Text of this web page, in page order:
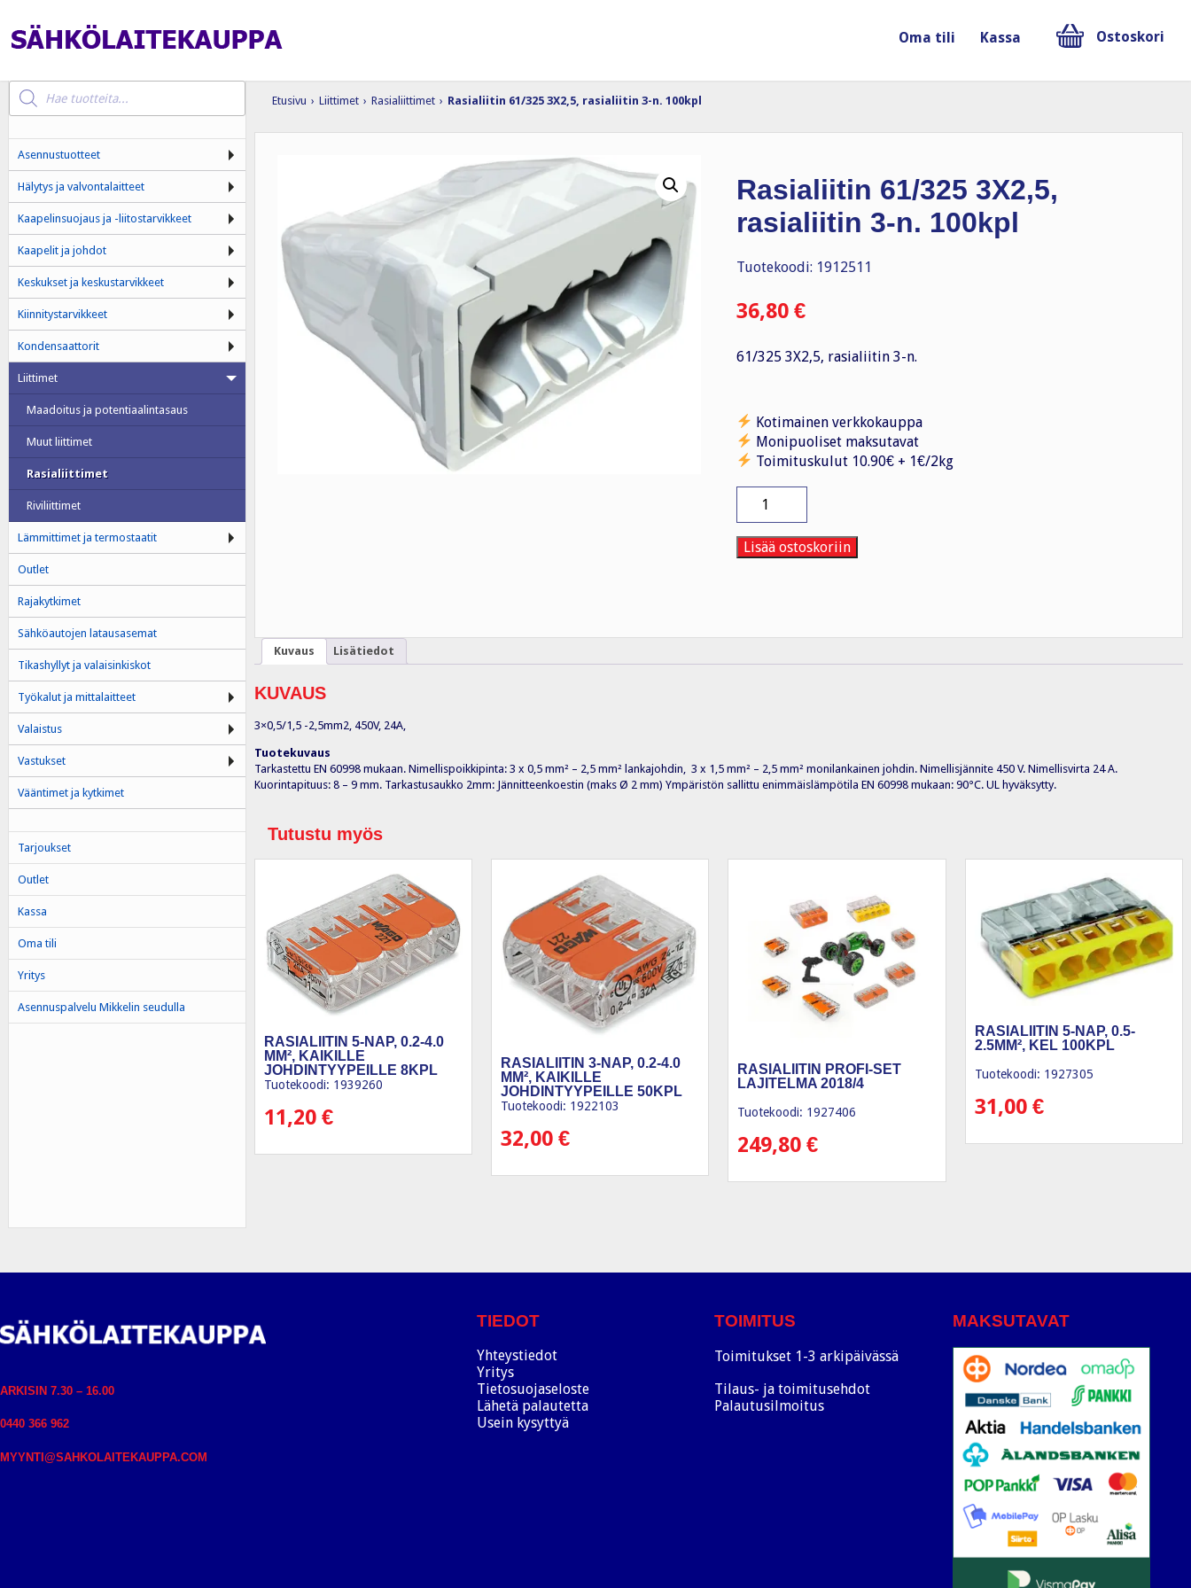
Oma tili Kassa Ostoskori
Etusivu › Liittimet › Rasialiittimet › Rasialiitin 61/325 3X2,5, rasialiitin 3-n. 100kpl
Rasialiitin 61/325 3X2,5,
rasialiitin 3-n. 100kpl
Tuotekoodi: 1912511
36,80 €
61/325 3X2,5, rasialiitin 3-n.
Kotimainen verkkokauppa
Monipuoliset maksutavat
Toimituskulut 10.90€ + 1€/2kg
61/325
3X2,5,
rasialiitin
3-
Lisää ostoskoriin
Kuvaus Lisätiedot
KUVAUS
3×0,5/1,5 -2,5mm2, 450V, 24A,
Tuotekuvaus
Tarkastettu EN 60998 mukaan. Nimellispoikkipinta: 3 x 0,5 mm² – 2,5 mm² lankajohdin, 3 x 1,5 mm² – 2,5 mm² monilankainen johdin. Nimellisjännite 450 V. Nimellisvirta 24 A.
Kuorintapituus: 8 – 9 mm. Tarkastusaukko 2mm: Jännitteenkoestin (maks Ø 2 mm) Ympäristön sallittu enimmäislämpötila EN 60998 mukaan: 90°C. UL hyväksytty.
Tutustu myös
RASIALIITIN 5-NAP, 0.2-4.0
MM², KAIKILLE
JOHDINTYYPEILLE 8KPL
Tuotekoodi: 1939260
11,20 €
RASIALIITIN 3-NAP, 0.2-4.0
MM², KAIKILLE
JOHDINTYYPEILLE 50KPL
Tuotekoodi: 1922103
32,00€
RASIALIITIN PROFI-SET
LAJITELMA 2018/4
Tuotekoodi: 1927406
249,80€
RASIALIITIN 5-NAP, 0.5-
2.5MM², KEL 100KPL
Tuotekoodi: 1927305
31,00 €
Products
search
Asennustuotteet
Hälytys ja valvontalaitteet
Kaapelinsuojaus ja -liitostarvikkeet
Kaapelit ja johdot
Keskukset ja keskustarvikkeet
Kiinnitystarvikkeet
Kondensaattorit
Liittimet
Maadoitus ja potentiaalintasaus
Muut liittimet
Rasialiittimet
Riviliittimet
Lämmittimet ja termostaatit
Outlet
Rajakytkimet
Sähköautojen latausasemat
Tikashyllyt ja valaisinkiskot
Työkalut ja mittalaitteet
Valaistus
Vastukset
Vääntimet ja kytkimet
Tarjoukset
Outlet
Kassa
Oma tili
Yritys
Asennuspalvelu Mikkelin seudulla
ARKISIN 7.30 – 16.00
0440 366 962
MYYNTI@SAHKOLAITEKAUPPA.COM
TIEDOT
Yhteystiedot
Yritys
Tietosuojaseloste
Lähetä palautetta
Usein kysyttyä
TOIMITUS
Toimitukset 1-3 arkipäivässä
Tilaus- ja toimitusehdot
Palautusilmoitus
MAKSUTAVAT